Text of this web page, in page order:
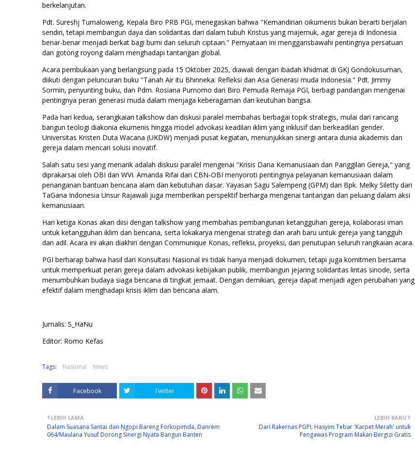
berkelanjutan.
Pdt. Sureshj Tumaloweng, Kepala Biro PRB PGI, menegaskan bahwa "Kemandirian oikumenis bukan berarti berjalan
sendiri, tetapi membangun daya dan solidaritas dari dalam tubuh Kristus yang majemuk, agar gereja di Indonesia
benar-benar menjadi berkat bagi bumi dan seluruh ciptaan." Pernyataan ini menggarisbawahi pentingnya persatuan
dan gotong royong dalam menghadapi tantangan global.
Acara pembukaan yang berlangsung pada 15 Oktober 2025, diawali dengan ibadah khidmat di GKJ Gondokusuman,
diikuti dengan peluncuran buku "Tanah Air itu Bhinneka: Refleksi dan Asa Generasi muda Indonesia." Pdt. Jimmy
Sormin, penyunting buku, dan Pdm. Rosiana Purnomo dari Biro Pemuda Remaja PGI, berbagi pandangan mengenai
pentingnya peran generasi muda dalam menjaga keberagaman dan keutuhan bangsa.
Pada hari kedua, serangkaian talkshow dan diskusi paralel membahas berbagai topik strategis, mulai dari rancang
bangun teologi diakonia ekumenis hingga model advokasi keadilan iklim yang inklusif dan berkeadilan gender.
Universitas Kristen Duta Wacana (UKDW) menjadi pusat kegiatan, menunjukkan sinergi antara dunia akademis dan
gereja dalam mencari solusi inovatif.
Salah satu sesi yang menarik adalah diskusi paralel mengenai "Krisis Dana Kemanusiaan dan Panggilan Gereja," yang
diprakarsai oleh OBI dan WVI. Amanda Rifai dari CBN-OBI menyoroti pentingnya pelayanan kemanusiaan dalam
penanganan bantuan bencana alam dan kebutuhan dasar. Yayasan Sagu Salempeng (GPM) dan Bpk. Melky Siletty dari
TaGana Indonesia Unsur Rajawali juga memberikan perspektif berharga mengenai tantangan dan peluang dalam aksi
kemanusiaan.
Hari ketiga Konas akan diisi dengan talkshow yang membahas pembangunan ketangguhan gereja, kolaborasi iman
untuk ketangguhan iklim dan bencana, serta lokakarya mengenai strategi dan arah baru untuk gereja yang tangguh
dan adil. Acara ini akan diakhiri dengan Communique Konas, refleksi, proyeksi, dan penutupan seluruh rangkaian acara.
PGI berharap bahwa hasil dari Konsultasi Nasional ini tidak hanya menjadi dokumen, tetapi juga komitmen bersama
untuk memperkuat peran gereja dalam advokasi kebijakan publik, membangun jejaring solidaritas lintas sinode, serta
menumbuhkan budaya siaga bencana di tingkat jemaat. Dengan demikian, gereja dapat menjadi agen perubahan yang
efektif dalam menghadapi krisis iklim dan bencana alam.
Jurnalis: S_HaNu
Editor: Romo Kefas
Tags: Nasional News
Facebook Twitter
LEBIH BARU
Dari Rakernas PGPI, Hasyim Tebar 'Karpet Merah' untuk
Pengawas Program Makan Bergizi Gratis
LEBIH LAMA
Dalam Suasana Santai dan Ngopi Bareng Forkopimda, Danrem
064/Maulana Yusuf Dorong Sinergi Nyata Bangun Banten